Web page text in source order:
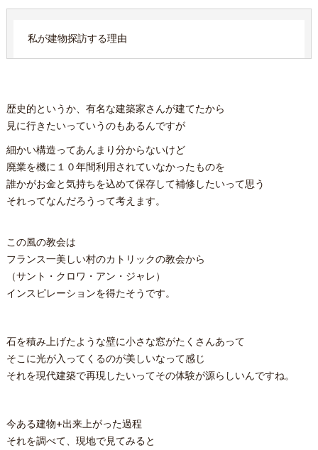
私が建物探訪する理由
歴史的というか、有名な建築家さんが建てたから
見に行きたいっていうのもあるんですが
細かい構造ってあんまり分からないけど
廃業を機に１０年間利用されていなかったものを
誰かがお金と気持ちを込めて保存して補修したいって思う
それってなんだろうって考えます。
この風の教会は
フランス一美しい村のカトリックの教会から
（サント・クロワ・アン・ジャレ）
インスピレーションを得たそうです。
石を積み上げたような壁に小さな窓がたくさんあって
そこに光が入ってくるのが美しいなって感じ
それを現代建築で再現したいってその体験が源らしいんですね。
今ある建物+出来上がった過程
それを調べて、現地で見てみると